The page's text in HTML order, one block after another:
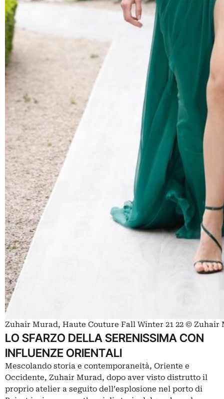
Zuhair Murad, Haute Couture Fall Winter 21 22 © Zuhair
LO SFARZO DELLA SERENISSIMA CON
INFLUENZE ORIENTALI
Mescolando storia e contemporaneità, Oriente e
Occidente, Zuhair Murad, dopo aver visto distrutto il
proprio atelier a seguito dell’esplosione nel porto di